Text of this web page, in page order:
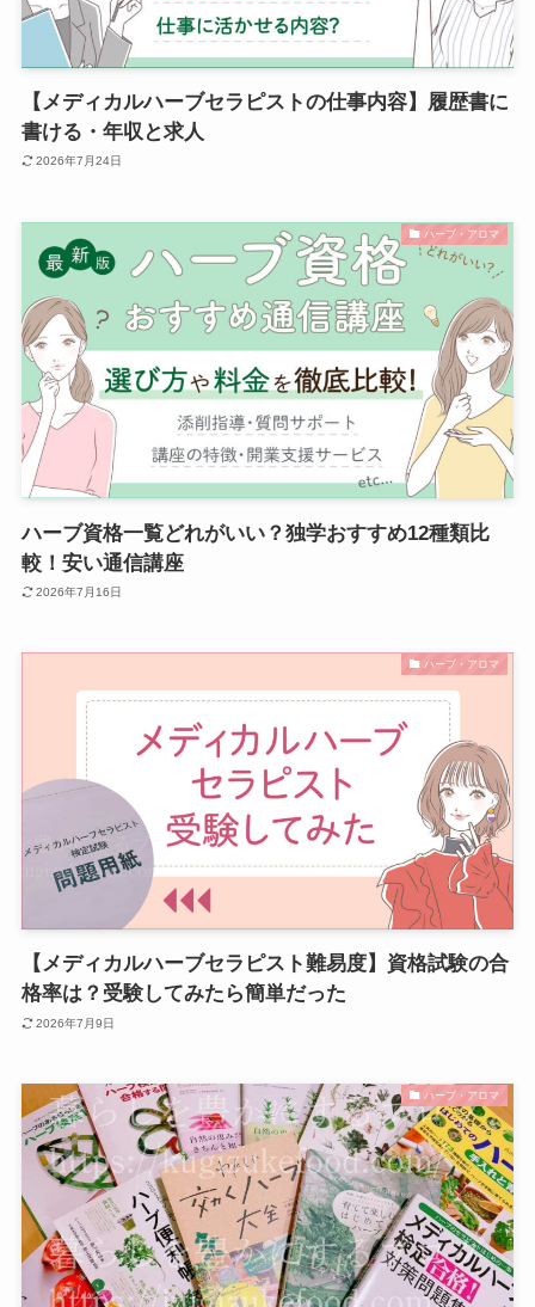
【メディカルハーブセラピストの仕事内容】履歴書に
書ける・年収と求人
2026年7月24日
ハーブ・アロマ
ハーブ資格一覧どれがいい？独学おすすめ12種類比
較！安い通信講座
2026年7月16日
ハーブ・アロマ
【メディカルハーブセラピスト難易度】資格試験の合
格率は？受験してみたら簡単だった
2026年7月9日
ハーブ・アロマ